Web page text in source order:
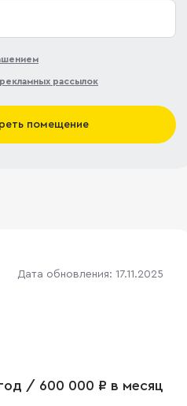
рекламных рассылок
помещение
Дата обновления: 17.11.2025
год / 600 000 ₽ в месяц